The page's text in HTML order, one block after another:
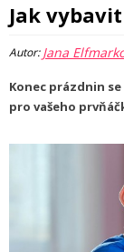
Jak
Autor:Jana
Konec prázdnin
pro vašeho